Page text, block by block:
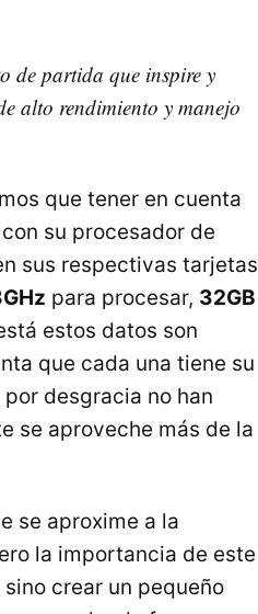
de partida que inspire y
alto rendimiento y manejo
que tener en cuenta
su procesador de
sus respectivas tarjetas
para procesar, 32GB
estos datos son
que cada una tiene su
desgracia no han
se aproveche más de la
se aproxime a la
la importancia de este
crear un pequeño